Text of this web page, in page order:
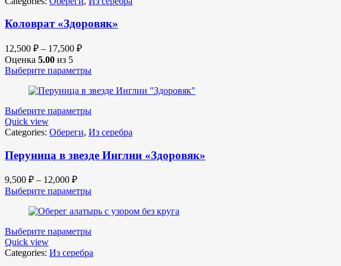
Коловрат «Здоровяк»
12,500 ₽ – 17,500 ₽
Оценка 5.00 из 5
Выберите параметры
Выберите параметры
Quick view
Categories: Обереги, Из серебра
Перуница в звезде Инглии «Здоровяк»
9,500 ₽ – 12,000 ₽
Выберите параметры
Выберите параметры
Quick view
Categories: Из серебра